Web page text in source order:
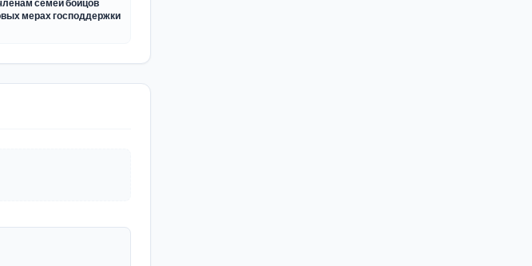
семей бойцов
мерах господдержки